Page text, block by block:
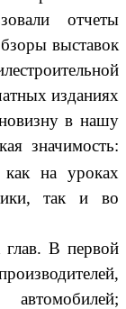
отчеты
выставок
изданиях
в нашу
значимость:
как на уроках
так и во
В первой